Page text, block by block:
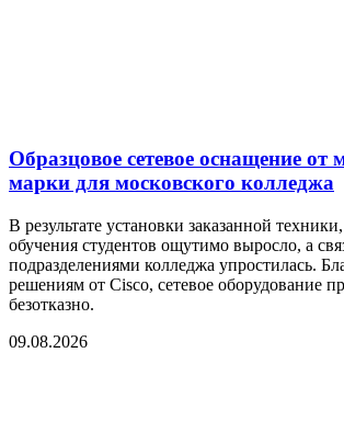
Образцовое сетевое оснащение от
марки для московского колледжа
В результате установки заказанной
обучения студентов ощутимо выросло, а
подразделениями колледжа упростилась.
решениям от Cisco, сетевое оборудование
безотказно.
09.08.2026